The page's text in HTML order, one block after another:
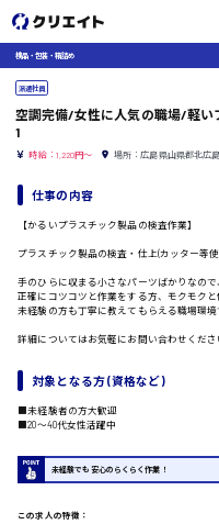
製造・軽作業・物流系
広島市中区
時給1200円～
検品・包装・箱詰め
派遣社員
空調完備/女性に人気の職場/軽い
1
時給：1,220円～ 場所：広島県山県郡北広
仕事の内容
【かるいプラスチック製品の検査作業】
プラスチック製品の検査・仕上(カッター等
手のひらに収まる小さなパーツばかりなの
正確にコツコツと作業をする方、モクモク
未経験の方も丁寧に教えてもらえる職場環境
詳細についてはお気軽にお問い合わせくださ
対象となる方 (資格など)
■未経験者の方大歓迎
■20〜40代女性活躍中
未経験でも安心のらくらく作業！
この求人の特徴：